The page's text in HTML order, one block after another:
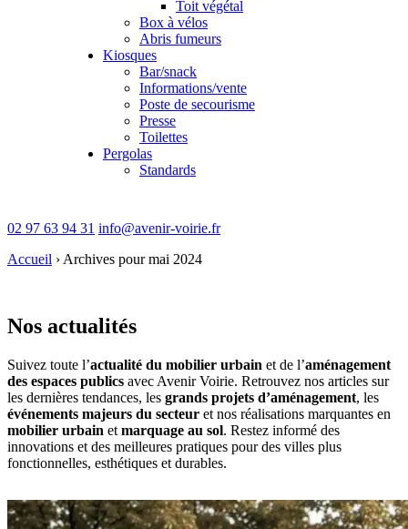
Toit végétal
Box à vélos
Abris fumeurs
Kiosques
Bar/snack
Informations/vente
Poste de secourisme
Presse
Toilettes
Pergolas
Standards
02 97 63 94 31 info@avenir-voirie.fr
Accueil › Archives pour mai 2024
Nos actualités
Suivez toute l’actualité du mobilier urbain et de l’aménagement
des espaces publics avec Avenir Voirie. Retrouvez nos articles sur
les dernières tendances, les grands projets d’aménagement, les
événements majeurs du secteur et nos réalisations marquantes en
mobilier urbain et marquage au sol. Restez informé des
innovations et des meilleures pratiques pour des villes plus
fonctionnelles, esthétiques et durables.